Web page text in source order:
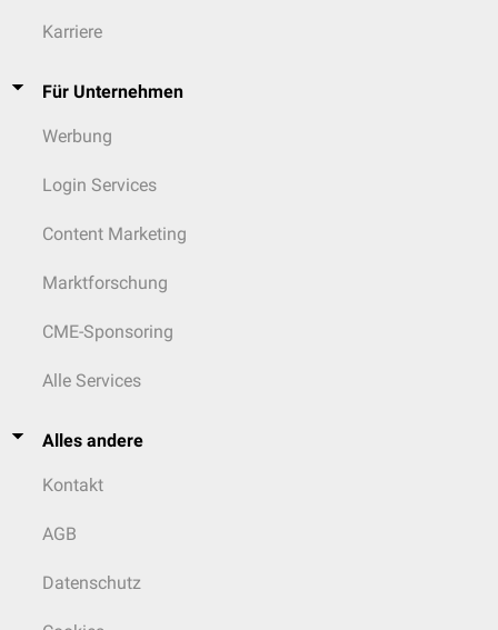
Karriere
Für Unternehmen
Werbung
Login Services
Content Marketing
Marktforschung
CME-Sponsoring
Alle Services
Alles andere
Kontakt
AGB
Datenschutz